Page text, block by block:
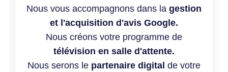
Nous vous accompagnons dans la gestion
et l'acquisition d'avis Google.
Nous créons votre programme de
télévision en salle d'attente.
Nous serons le partenaire digital de votre